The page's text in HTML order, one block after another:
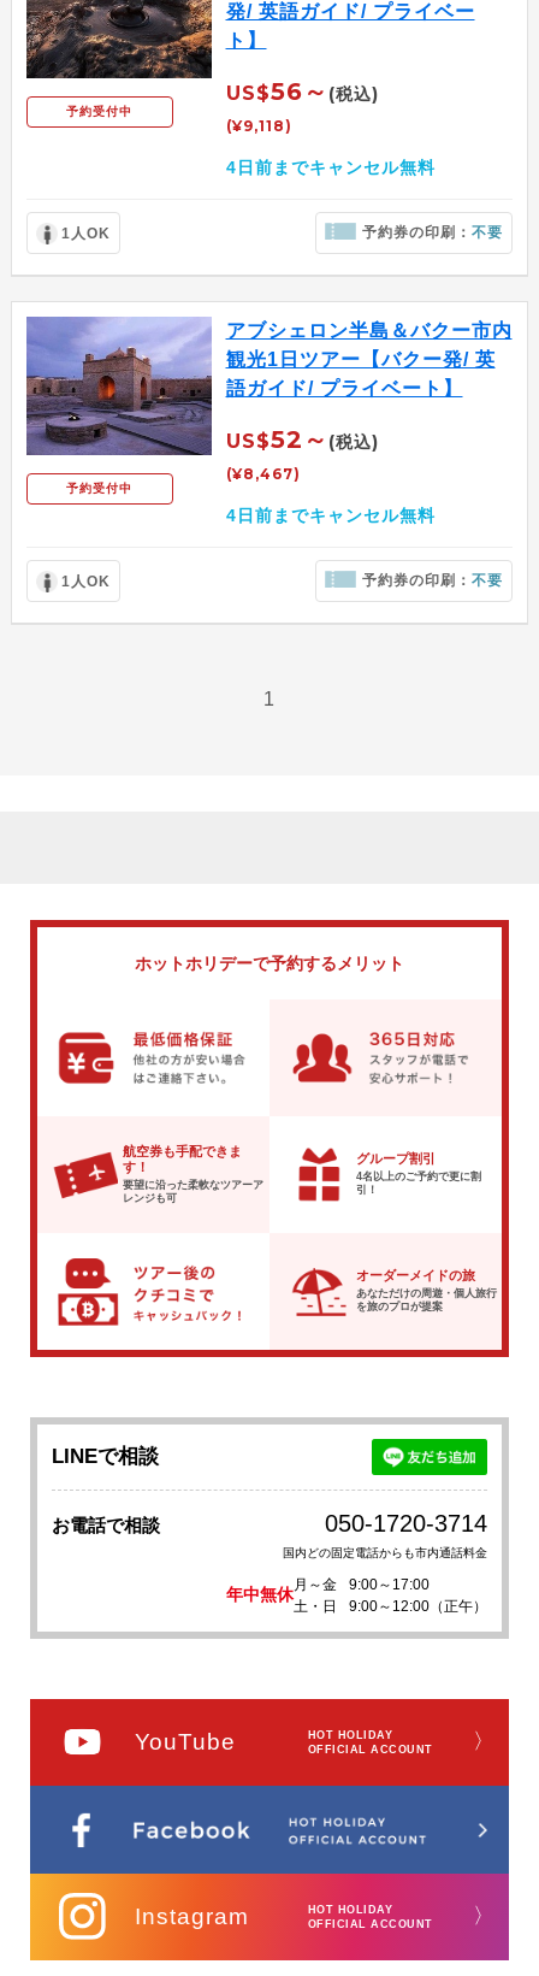
予約受付中
発/ 英語ガイド/ プライベー
ト】
US$56～ (税込)
(¥9,118)
4日前までキャンセル無料
1人OK 予約券の印刷：不要
予約受付中
アブシェロン半島＆バクー市内
観光1日ツアー【バクー発/ 英
語ガイド/ プライベート】
US$52～ (税込)
(¥8,467)
4日前までキャンセル無料
1人OK 予約券の印刷：不要
1
ホットホリデーで予約するメリット
航空券も手配できま
す！
要望に沿った柔軟なツアーア
レンジも可
グループ割引
4名以上のご予約で更に割
引！
オーダーメイドの旅
あなただけの周遊・個人旅行
を旅のプロが提案
LINEで相談
お電話で相談 050-1720-3714
国内どの固定電話からも市内通話料金
年中無休
月～金
9:00～17:00
土・日
9:00～12:00（正午）
YouTube
HOT HOLIDAY
OFFICIAL ACCOUNT
〉
Instagram
HOT HOLIDAY
OFFICIAL ACCOUNT
〉